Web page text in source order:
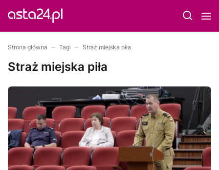
Strona główna Tagi Straż miejska piła
Straż miejska piła